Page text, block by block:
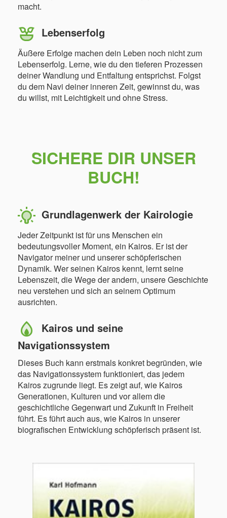
macht.
Lebenserfolg
Äußere Erfolge machen dein Leben noch nicht zum
Lebenserfolg. Lerne, wie du den tieferen Prozessen
deiner Wandlung und Entfaltung entsprichst. Folgst
du dem Navi deiner inneren Zeit, gewinnst du, was
du willst, mit Leichtigkeit und ohne Stress.
SICHERE DIR UNSER
BUCH!
Grundlagenwerk der Kairologie
Jeder Zeitpunkt ist für uns Menschen ein
bedeutungsvoller Moment, ein Kairos. Er ist der
Navigator meiner und unserer schöpferischen
Dynamik. Wer seinen Kairos kennt, lernt seine
Lebenszeit, die Wege der andern, unsere Geschichte
neu verstehen und sich an seinem Optimum
ausrichten.
Kairos und seine
Navigationssystem
Dieses Buch kann erstmals konkret begründen, wie
das Navigationssystem funktioniert, das jedem
Kairos zugrunde liegt. Es zeigt auf, wie Kairos
Generationen, Kulturen und vor allem die
geschichtliche Gegenwart und Zukunft in Freiheit
führt. Es führt auch aus, wie Kairos in unserer
biografischen Entwicklung schöpferisch präsent ist.